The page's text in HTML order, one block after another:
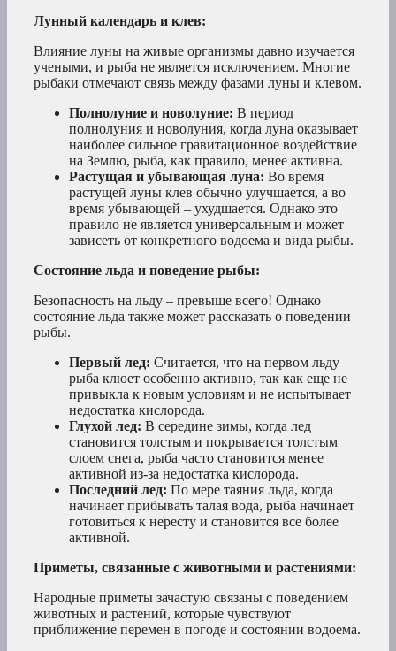
Лунный календарь и клев:
Влияние луны на живые организмы давно изучается
учеными, и рыба не является исключением. Многие
рыбаки отмечают связь между фазами луны и клевом.
Полнолуние и новолуние: В период
полнолуния и новолуния, когда луна оказывает
наиболее сильное гравитационное воздействие
на Землю, рыба, как правило, менее активна.
Растущая и убывающая луна: Во время
растущей луны клев обычно улучшается, а во
время убывающей – ухудшается. Однако это
правило не является универсальным и может
зависеть от конкретного водоема и вида рыбы.
Состояние льда и поведение рыбы:
Безопасность на льду – превыше всего! Однако
состояние льда также может рассказать о поведении
рыбы.
Первый лед: Считается, что на первом льду
рыба клюет особенно активно, так как еще не
привыкла к новым условиям и не испытывает
недостатка кислорода.
Глухой лед: В середине зимы, когда лед
становится толстым и покрывается толстым
слоем снега, рыба часто становится менее
активной из-за недостатка кислорода.
Последний лед: По мере таяния льда, когда
начинает прибывать талая вода, рыба начинает
готовиться к нересту и становится все более
активной.
Приметы, связанные с животными и растениями:
Народные приметы зачастую связаны с поведением
животных и растений, которые чувствуют
приближение перемен в погоде и состоянии водоема.